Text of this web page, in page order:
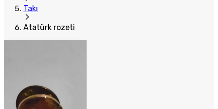
Takı
Atatürk rozeti